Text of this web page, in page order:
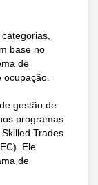
base no
de
gestão de
programas
Trades
Ele
de